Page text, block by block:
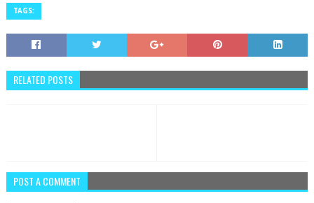
TAGS:
RELATED POSTS
POST A COMMENT